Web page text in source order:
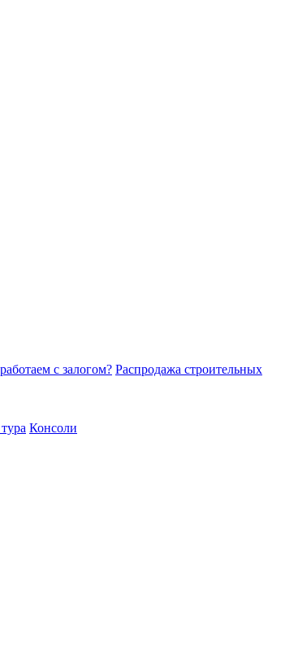
с залогом? Распродажа строительных
Консоли